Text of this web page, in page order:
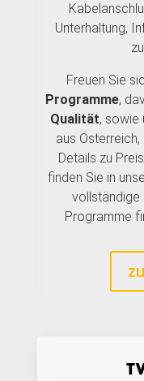
Unterhaltung,
Freuen Sie
Programme,
Qualität, sowie
aus
Details zu
finden Sie in
vollständige
Programme